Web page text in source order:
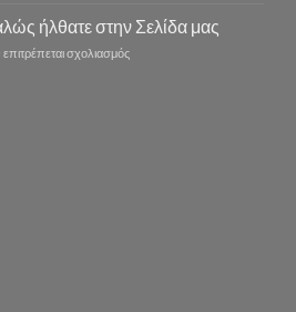
«Ένα
Κρυμμένο
της
RIZOS
NUTS
ήλθατε στην Σελίδα μας
επιτρέπεται σχολιασμόςστο